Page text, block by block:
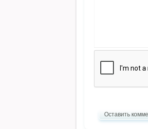
Оставить